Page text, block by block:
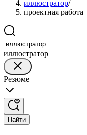
иллюстратор/
проектная работа
иллюстратор
Резюме
Найти